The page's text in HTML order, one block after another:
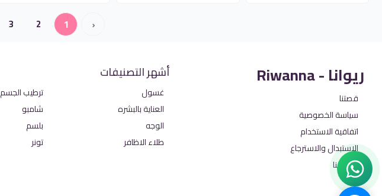
‹
1
2
3
ريوانا - Riwanna
قصتنا
سياسة الخصوصية
اتفاقية الاستخدام
الاستبدال والاسترجاع
اتصل بنا
أشهر التصنيفات
غسول
العناية بالبشره
الوجه
طلاء الاظافر
ترطيب الجسم
شامبو
بلسم
تونر